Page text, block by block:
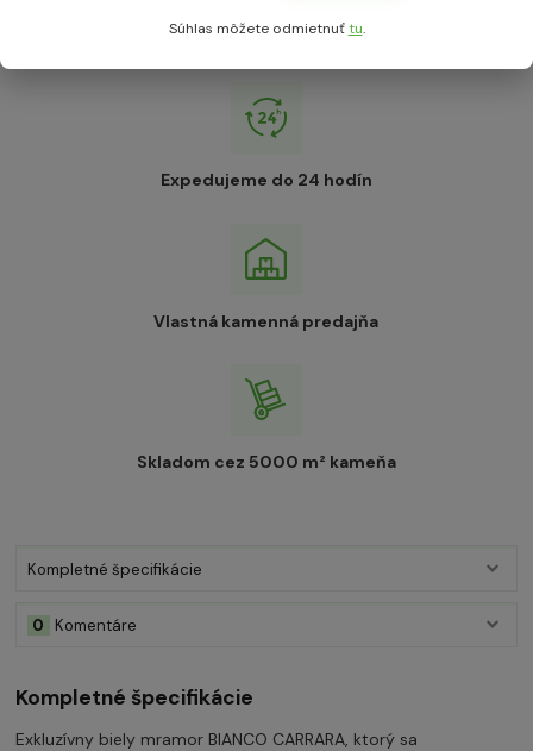
Zaslanie vzorky
Expedujeme do 24 hodín
Vlastná kamenná predajňa
Skladom cez 5000 m² kameňa
Kompletné špecifikácie
Komentáre
0
Kompletné špecifikácie
Exkluzívny biely mramor BIANCO CARRARA, ktorý sa
Súhlas môžete odmietnuťtu.